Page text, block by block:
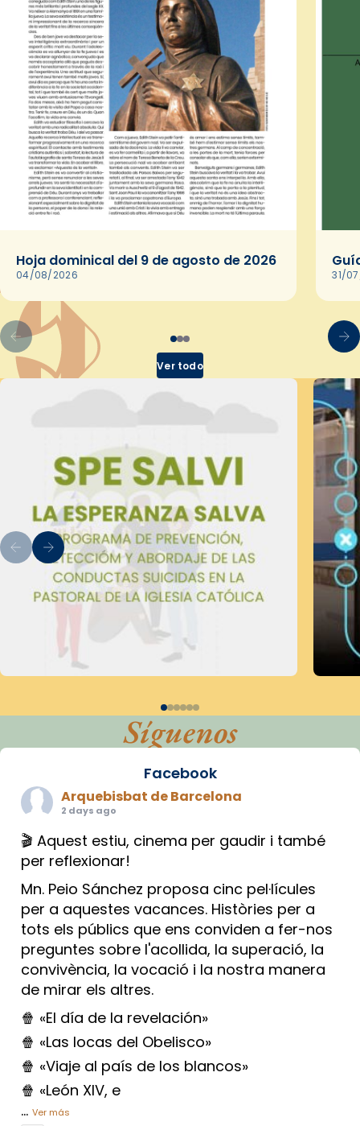
Hoja dominical del 9 de agosto de 2026
04/08/2026 31/
Ver todo
Síguenos
Facebook
Arquebisbat de Barcelona
2 days ago
🎬 Aquest estiu, cinema per gaudir i també
per reflexionar!
Mn. Peio Sánchez proposa cinc pel·lícules
per a aquestes vacances. Històries per a
tots els públics que ens conviden a fer-nos
preguntes sobre l'acollida, la superació, la
convivència, la vocació i la nostra manera
de mirar els altres.
🍿 «El día de la revelación»
🍿 «Las locas del Obelisco»
🍿 «Viaje al país de los blancos»
🍿 «León XIV, e
... Ver más